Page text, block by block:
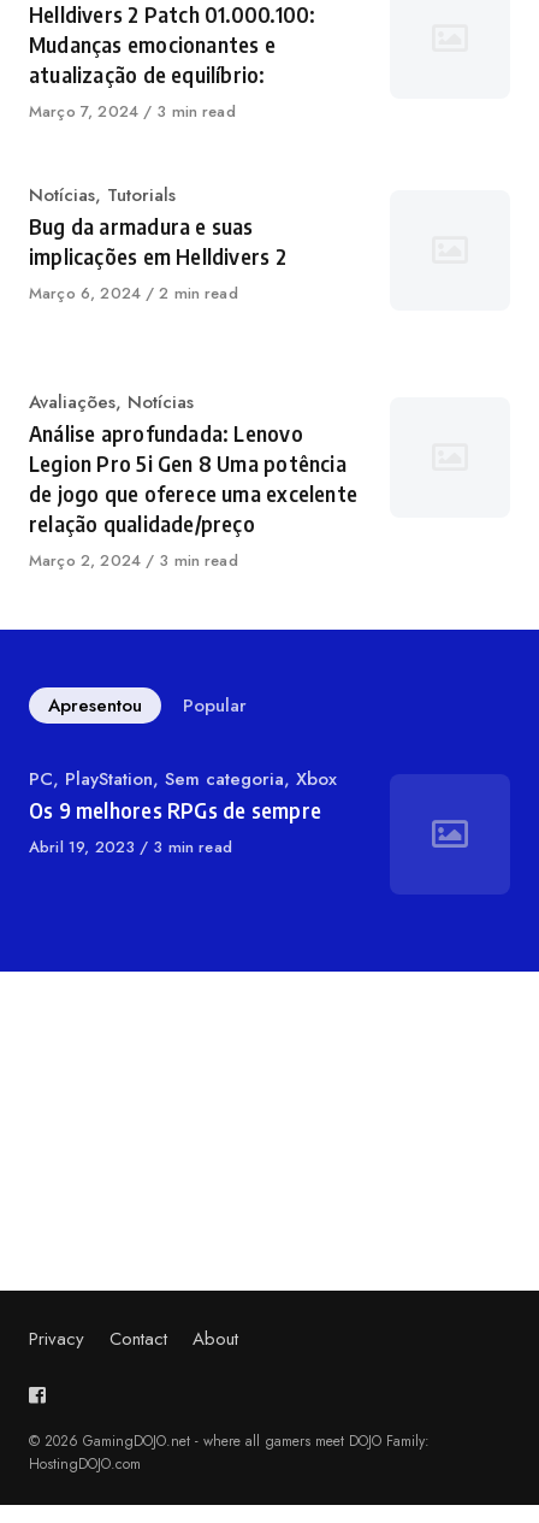
Helldivers 2 Patch 01.000.100:
Mudanças emocionantes e
atualização de equilíbrio:
Publicado
Março 7, 2024 3 min read
Categoria
Notícias, Tutorials
Bug da armadura e suas
implicações em Helldivers 2
Publicado
Março 6, 2024 2 min read
Categoria
Avaliações, Notícias
Análise aprofundada: Lenovo
Legion Pro 5i Gen 8 Uma potência
de jogo que oferece uma excelente
relação qualidade/preço
Publicado
Março 2, 2024 3 min read
Apresentou Popular
Categoria
PC, PlayStation, Sem categoria, Xbox
Os 9 melhores RPGs de sempre
Publicado
Abril 19, 2023 3 min read
Privacy Contact About
© 2026 GamingDOJO.net - where all gamers meet DOJO Family:
HostingDOJO.com